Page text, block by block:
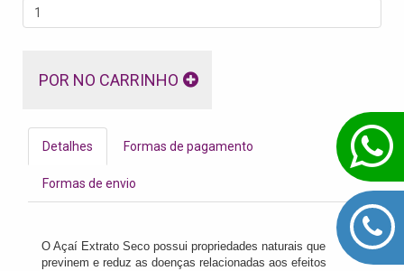
POR NO CARRINHO
Detalhes Formas de pagamento
Formas de envio
O Açaí Extrato Seco possui propriedades naturais que
previnem e reduz as doenças relacionadas aos efeitos